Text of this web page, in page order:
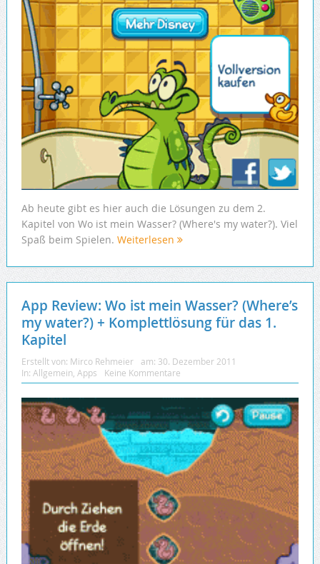
Ab heute gibt es hier auch die Lösungen zu dem 2.
Kapitel von Wo ist mein Wasser? (Where's my water?). Viel
Spaß beim Spielen. Weiterlesen
App Review: Wo ist mein Wasser? (Where’s
my water?) + Komplettlösung für das 1.
Kapitel
Erstellt von: Mirco Rehmeier am: 30. Dezember 2011
In: Allgemein, Apps Keine Kommentare